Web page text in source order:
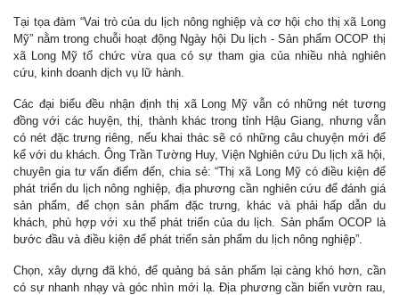
Tại tọa đàm “Vai trò của du lịch nông nghiệp và cơ hội cho thị xã Long
Mỹ” nằm trong chuỗi hoạt động Ngày hội Du lịch - Sản phẩm OCOP thị
xã Long Mỹ tổ chức vừa qua có sự tham gia của nhiều nhà nghiên
cứu, kinh doanh dịch vụ lữ hành.
Các đại biểu đều nhận định thị xã Long Mỹ vẫn có những nét tương
đồng với các huyện, thị, thành khác trong tỉnh Hậu Giang, nhưng vẫn
có nét đặc trưng riêng, nếu khai thác sẽ có những câu chuyện mới để
kể với du khách. Ông Trần Tường Huy, Viện Nghiên cứu Du lịch xã hội,
chuyên gia tư vấn điểm đến, chia sẻ: “Thị xã Long Mỹ có điều kiện để
phát triển du lịch nông nghiệp, địa phương cần nghiên cứu để đánh giá
sản phẩm, để chọn sản phẩm đặc trưng, khác và phải hấp dẫn du
khách, phù hợp với xu thế phát triển của du lịch. Sản phẩm OCOP là
bước đầu và điều kiện để phát triển sản phẩm du lịch nông nghiệp”.
Chọn, xây dựng đã khó, để quảng bá sản phẩm lại càng khó hơn, cần
có sự nhanh nhạy và góc nhìn mới lạ. Địa phương cần biến vườn rau,